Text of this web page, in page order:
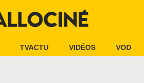
TVACTU VIDÉOS VOD